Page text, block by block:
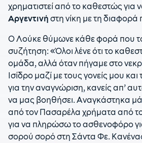
χρηματιστεί από το καθεστώς για
Αργεντινή στη νίκη με τη διαφορά
Ο Λούκε θύμωνε κάθε φορά που
συζήτηση: «Όλοι λένε ότι το
ομάδα, αλλά όταν πήγαμε στο
Ισίδρο μαζί με τους γονείς μου
για την αναγνώριση, κανείς απ’
να μας βοηθήσει. Αναγκάστηκα
από τον Πασαρέλα χρήματα από
για να πληρώσω το ασθενοφόρο
σορού σορό στη Σάντα Φε.